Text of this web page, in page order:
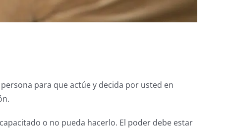
para que actúe y decida por usted en
o no pueda hacerlo. El poder debe estar